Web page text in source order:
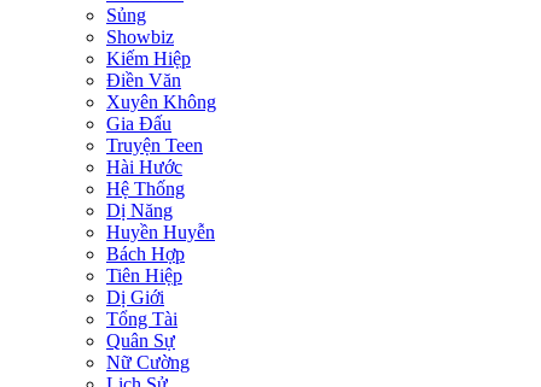
Sủng
Showbiz
Kiếm Hiệp
Điền Văn
Xuyên Không
Gia Đấu
Truyện Teen
Hài Hước
Hệ Thống
Dị Năng
Huyền Huyễn
Bách Hợp
Tiên Hiệp
Dị Giới
Tổng Tài
Quân Sự
Nữ Cường